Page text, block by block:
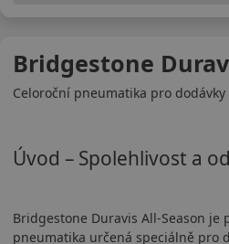
Bridgestone
Celoroční pneumatika pro dodávky
Úvod – Spolehlivost a
Bridgestone Duravis All-Season je
pneumatika určená speciálně pro